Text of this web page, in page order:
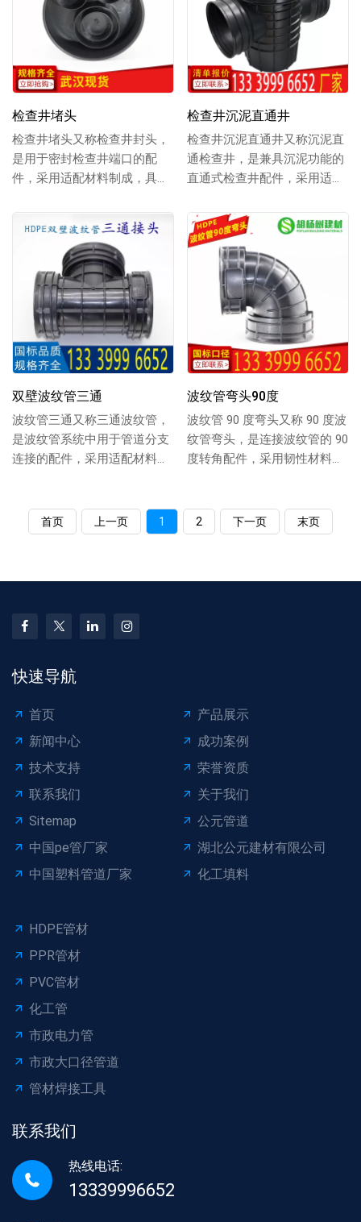
检查井堵头
检查井堵头又称检查井封头，
是用于密封检查井端口的配
件，采用适配材料制成，具备
效封堵井口，防止杂...
检查井沉泥直通井
检查井沉泥直通井又称沉泥直
通检查井，是兼具沉泥功能的
直通式检查井配件，采用适配
定性，可实现管道...
双壁波纹管三通
波纹管三通又称三通波纹管，
是波纹管系统中用于管道分支
连接的配件，采用适配材料制
波纹管弯头90度
波纹管 90 度弯头又称 90 度波
纹管弯头，是连接波纹管的 90
度转角配件，采用韧性材料制
首页 上一页 1 2 下一页 末页
快速导航
首页
产品展示
新闻中心
成功案例
技术支持
荣誉资质
联系我们
关于我们
Sitemap
公元管道
中国pe管厂家
湖北公元建材有限公司
中国塑料管道厂家
化工填料
HDPE管材
PPR管材
PVC管材
化工管
市政电力管
市政大口径管道
管材焊接工具
联系我们
热线电话:
13339996652